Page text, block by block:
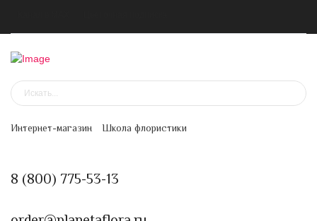
Интернет-магазин Школа флористики
8 (800) 775-53-13